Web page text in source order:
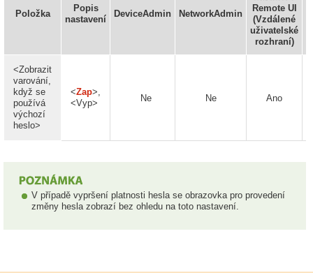
Položka
Popis
nastavení
DeviceAdmin NetworkAdmin
Remote UI
(Vzdálené
uživatelské
rozhraní)
<Zobrazit
varování,
když se
používá
výchozí
heslo>
<Zap>,
<Vyp>
Ne Ne Ano
V případě vypršení platnosti hesla se obrazovka pro provedení
změny hesla zobrazí bez ohledu na toto nastavení.